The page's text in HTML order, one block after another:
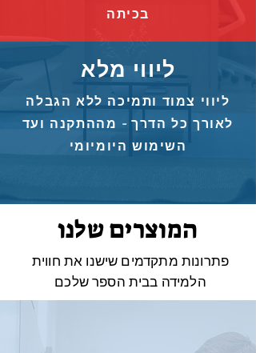
בכיתה
ליווי מלא
ליווי צמוד ותמיכה ללא הגבלה
לאורך כל הדרך - מההתקנה ועד
השימוש היומיומי
המוצרים שלנו
פתרונות מתקדמים שישנו את חווית
הלמידה בבית הספר שלכם